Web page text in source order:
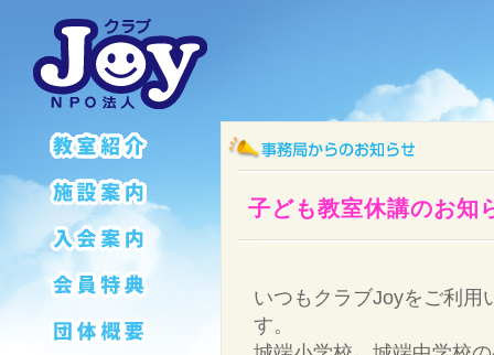
子ども教室休講のお知
いつもクラブJoyをご利用
す。